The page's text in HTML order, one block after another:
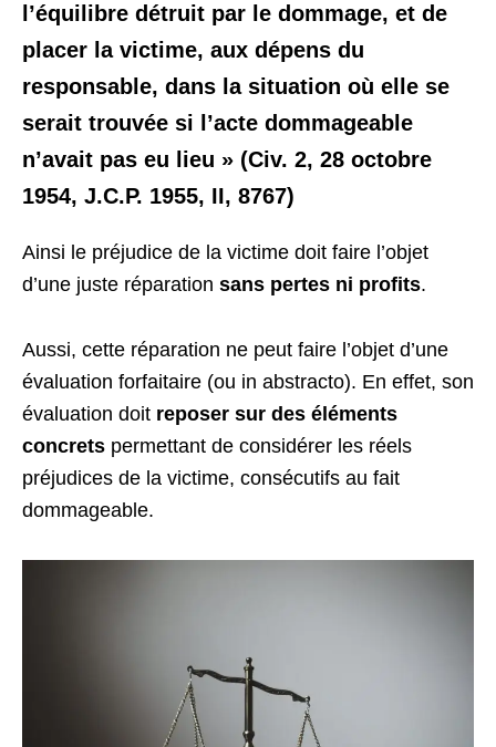
l’équilibre détruit par le dommage, et de
placer la victime, aux dépens du
responsable, dans la situation où elle se
serait trouvée si l’acte dommageable
n’avait pas eu lieu » (Civ. 2, 28 octobre
1954, J.C.P. 1955, II, 8767)
Ainsi le préjudice de la victime doit faire l’objet
d’une juste réparation sans pertes ni profits.
Aussi, cette réparation ne peut faire l’objet d’une
évaluation forfaitaire (ou in abstracto). En effet, son
évaluation doit reposer sur des éléments
concrets permettant de considérer les réels
préjudices de la victime, consécutifs au fait
dommageable.